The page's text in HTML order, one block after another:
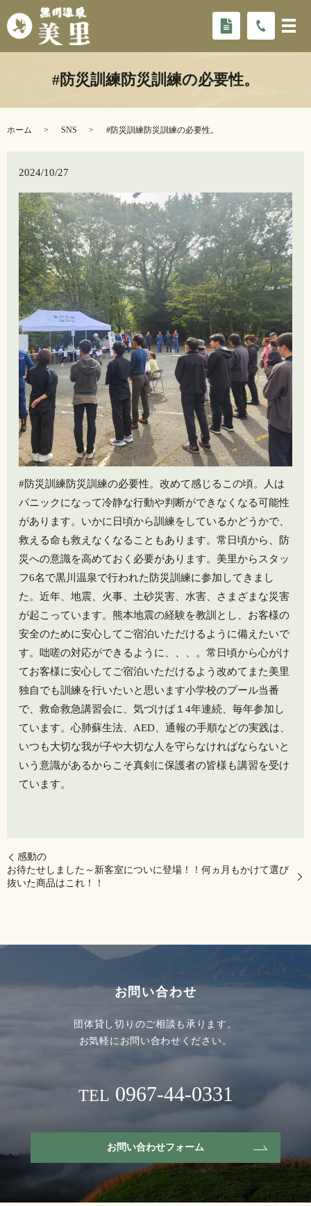
#防災訓練防災訓練の必要性。
ホーム SNS #防災訓練防災訓練の必要性。
2024/10/27
#防災訓練防災訓練の必要性。改めて感じるこの頃。人は
パニックになって冷静な行動や判断ができなくなる可能性
があります。いかに日頃から訓練をしているかどうかで、
救える命も救えなくなることもあります。常日頃から、防
災への意識を高めておく必要があります。美里からスタッ
フ6名で黒川温泉で行われた防災訓練に参加してきまし
た。近年、地震、火事、土砂災害、水害、さまざまな災害
が起こっています。熊本地震の経験を教訓とし、お客様の
安全のために安心してご宿泊いただけるように備えたいで
す。咄嗟の対応ができるように、、、。常日頃から心がけ
てお客様に安心してご宿泊いただけるよう改めてまた美里
独自でも訓練を行いたいと思います小学校のプール当番
で、救命救急講習会に、気づけば１4年連続、毎年参加し
ています。心肺蘇生法、AED、通報の手順などの実践は、
いつも大切な我が子や大切な人を守らなければならないと
いう意識があるからこそ真剣に保護者の皆様も講習を受け
ています。
感動の
お待たせしました～新客室についに登場！！何ヵ月もかけて選び
抜いた商品はこれ！！
お問い合わせ
団体貸し切りのご相談も承ります。
お気軽にお問い合わせください。
TEL 0967-44-0331
お問い合わせフォーム